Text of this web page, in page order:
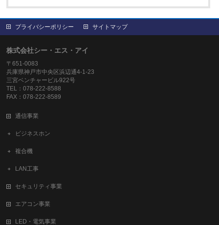
プライバシーポリシー サイトマップ
株式会社シー・エス・アイ
〒651-0083
兵庫県神戸市中央区浜辺通4-1-23
三宮ベンチャービル922号
TEL：078-222-8588
FAX：078-222-8589
通信事業
ビジネスホン
複合機
LAN工事
セキュリティ事業
エアコン事業
LED・電気事業